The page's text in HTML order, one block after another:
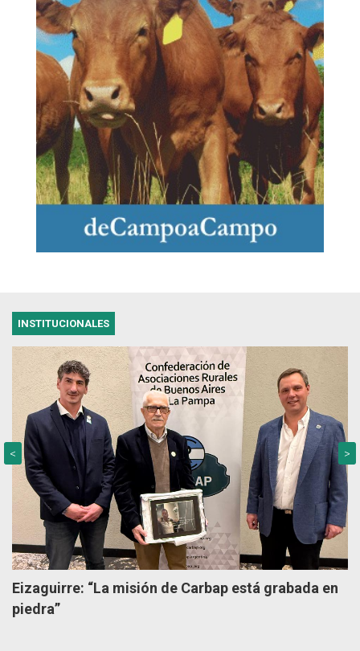
INSTITUCIONALES
Eizaguirre: “La misión de Carbap está grabada en
piedra”
< >